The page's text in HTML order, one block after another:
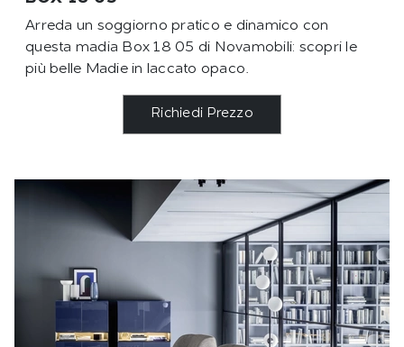
Arreda un soggiorno pratico e dinamico con
questa madia Box 18 05 di Novamobili: scopri le
più belle Madie in laccato opaco.
Richiedi Prezzo